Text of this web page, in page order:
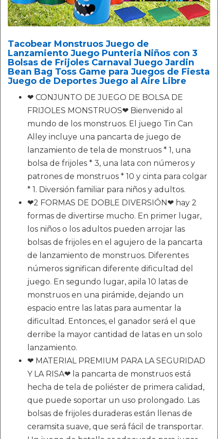
Tacobear Monstruos Juego de
Lanzamiento Juego Punteria Niños con 3
Bolsas de Frijoles Carnaval Juego Jardin
Bean Bag Toss Game para Juegos de Fiesta
Juego de Deportes Juego al Aire Libre
❤ CONJUNTO DE JUEGO DE BOLSA DE
FRIJOLES MONSTRUOS❤ Bienvenido al
mundo de los monstruos. El juego Tin Can
Alley incluye una pancarta de juego de
lanzamiento de tela de monstruos * 1, una
bolsa de frijoles * 3, una lata con números y
patrones de monstruos * 10 y cinta para colgar
* 1. Diversión familiar para niños y adultos.
❤2 FORMAS DE DOBLE DIVERSIÓN❤ hay 2
formas de divertirse mucho. En primer lugar,
los niños o los adultos pueden arrojar las
bolsas de frijoles en el agujero de la pancarta
de lanzamiento de monstruos. Diferentes
números significan diferente dificultad del
juego. En segundo lugar, apila 10 latas de
monstruos en una pirámide, dejando un
espacio entre las latas para aumentar la
dificultad. Entonces, el ganador será el que
derribe la mayor cantidad de latas en un solo
lanzamiento.
❤ MATERIAL PREMIUM PARA LA SEGURIDAD
Y LA RISA❤ la pancarta de monstruos está
hecha de tela de poliéster de primera calidad,
que puede soportar un uso prolongado. Las
bolsas de frijoles duraderas están llenas de
ceramsita suave, que será fácil de transportar.